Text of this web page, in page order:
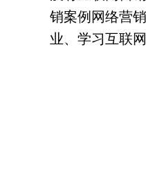
销案例网络营
业、学习互联